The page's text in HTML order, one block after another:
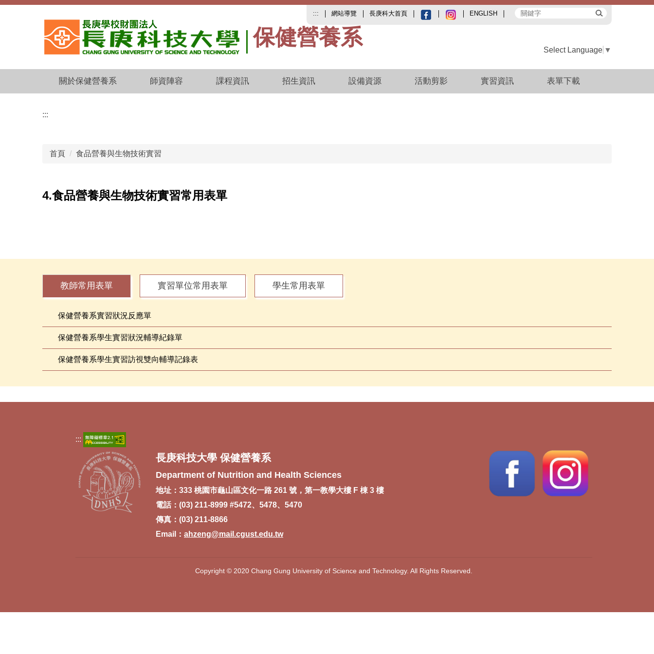
跳
保健營養系
::: 網站導覽 長庚科大首頁 ENGLISH
Select Language ▼
關於保健營養系 師資陣容 課程資訊 招生資訊 設備資源 活動剪影 實習資訊 表單下載
:::
首頁 食品營養與生物技術實習
4.食品營養與生物技術實習常用表單
教師常用表單 實習單位常用表單 學生常用表單
保健營養系實習狀況反應單
保健營養系學生實習狀況輔導紀錄單
保健營養系學生實習訪視雙向輔導記錄表
:::
長庚科技大學 保健營養系
Department of Nutrition and Health Sciences
地址：333 桃園市龜山區文化一路 261 號，第一教學大樓 F 棟 3 樓
電話：(03) 211-8999 #5472、5478、5470
傳真：(03) 211-8866
Email： ahzeng@mail.cgust.edu.tw
Copyright © 2020 Chang Gung University of Science and Technology. All Rights Reserved.